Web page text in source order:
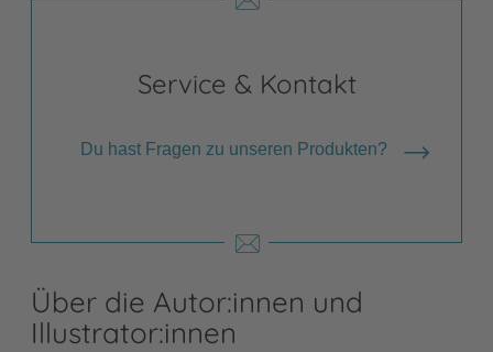
Service & Kontakt
Du hast Fragen zu unseren Produkten?
Über die Autor:innen und
Illustrator:innen